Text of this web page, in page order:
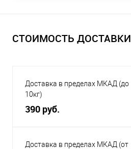
СТОИМОСТЬ ДОСТАВКИ
Доставка в пределах МКАД (до
10кг)
390 руб.
Доставка в пределах МКАД (от